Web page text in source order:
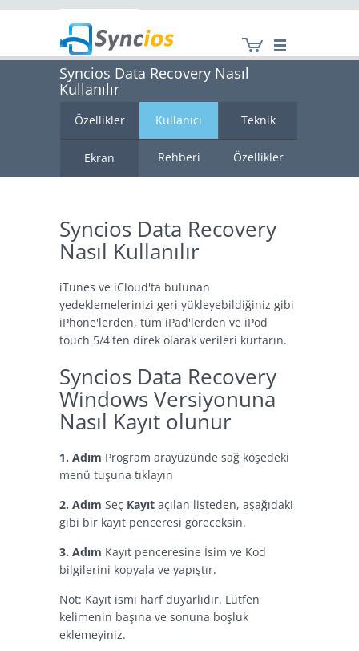
Syncios
Syncios Data Recovery Nasıl
Kullanılır
Özellikler Kullanıcı
Rehberi
Teknik
Özellikler
Ekran
Syncios Data Recovery
Nasıl Kullanılır
iTunes ve iCloud'ta bulunan
yedeklemelerinizi geri yükleyebildiğiniz gibi
iPhone'lerden, tüm iPad'lerden ve iPod
touch 5/4'ten direk olarak verileri kurtarın.
Syncios Data Recovery
Windows Versiyonuna
Nasıl Kayıt olunur
1. Adım Program arayüzünde sağ köşedeki
menü tuşuna tıklayın
2. Adım Seç Kayıt açılan listeden, aşağıdaki
gibi bir kayıt penceresi göreceksin.
3. Adım Kayıt penceresine İsim ve Kod
bilgilerini kopyala ve yapıştır.
Not: Kayıt ismi harf duyarlıdır. Lütfen
kelimenin başına ve sonuna boşluk
eklemeyiniz.